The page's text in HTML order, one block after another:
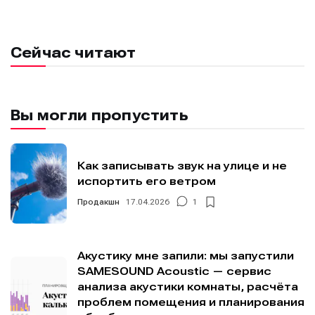
Сейчас читают
Вы могли пропустить
Как записывать звук на улице и не
испортить его ветром
Продакшн 17.04.2026 1
Акустику мне запили: мы запустили
SAMESOUND Acoustic — сервис
анализа акустики комнаты, расчёта
проблем помещения и планирования